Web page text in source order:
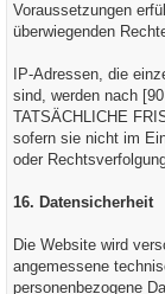
Voraussetzungen
überwiegenden
IP-Adressen, die
sind, werden nach
TATSÄCHLICHE
sofern sie nicht im
oder
16. Datensicherheit
Die Website wird
angemessene
personenbezogene